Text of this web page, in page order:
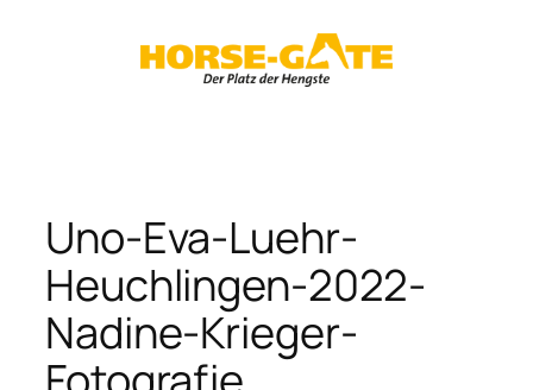
Uno-Eva-Luehr-
Heuchlingen-2022-
Nadine-Krieger-